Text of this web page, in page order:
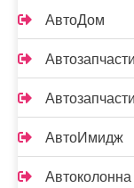
АвтоДом
Автозапчасти
АвтоИмидж